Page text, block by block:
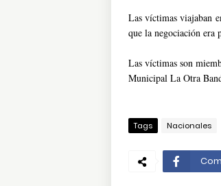
Las víctimas viajaban
que la negociación era
Las víctimas son
Municipal La Otra
Tags Nacionales